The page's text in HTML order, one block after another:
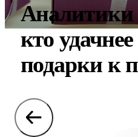
кто
подарки к